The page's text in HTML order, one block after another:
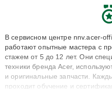
В сервисном центре nnv.acer-
работают опытные мастера с
стажем от 5 до 12 лет. Они
техники бренда Acer,
и оригинальные запчасти.
проходит обучение и